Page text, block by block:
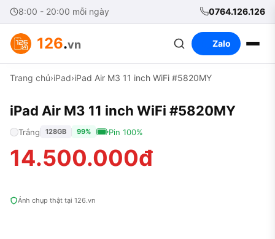
8:00 - 20:00 mỗi ngày 0764.126.126
126.vn Zalo
Trang chủ›iPad›iPad Air M3 11 inch WiFi #5820MY
Ảnh chụp thật tại 126.vn
iPad Air M3 11 inch WiFi #5820MY
Trắng 128GB 99% Pin 100%
14.500.000đ